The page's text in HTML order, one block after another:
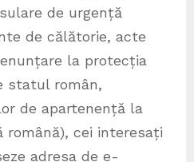
de urgență
de călătorie, acte
la protecția
statul român,
de apartenență la
cei interesați
adresa de e-